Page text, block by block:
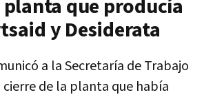
que producía
y Desiderata
a la Secretaría de Trabajo
cierre de la planta que había